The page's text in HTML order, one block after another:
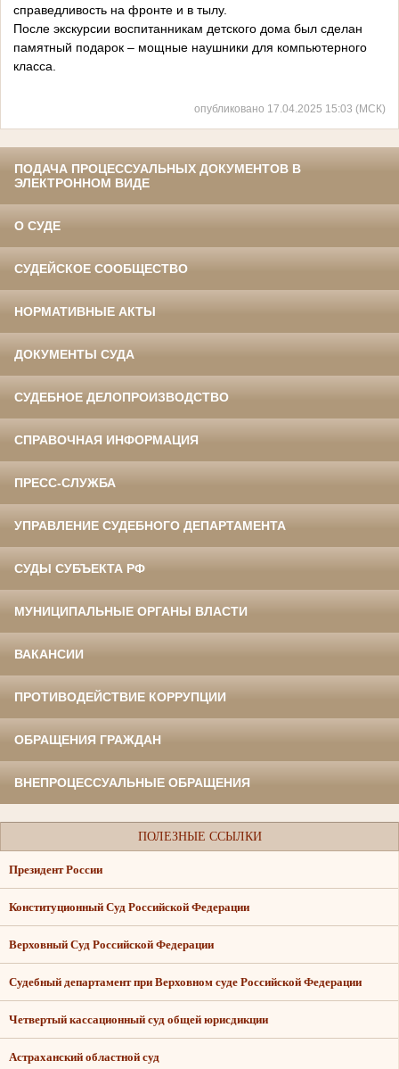
справедливость на фронте и в тылу.
После экскурсии воспитанникам детского дома был сделан
памятный подарок – мощные наушники для компьютерного
класса.
опубликовано 17.04.2025 15:03 (МСК)
ПОДАЧА ПРОЦЕССУАЛЬНЫХ ДОКУМЕНТОВ В
ЭЛЕКТРОННОМ ВИДЕ
О СУДЕ
СУДЕЙСКОЕ СООБЩЕСТВО
НОРМАТИВНЫЕ АКТЫ
ДОКУМЕНТЫ СУДА
СУДЕБНОЕ ДЕЛОПРОИЗВОДСТВО
СПРАВОЧНАЯ ИНФОРМАЦИЯ
ПРЕСС-СЛУЖБА
УПРАВЛЕНИЕ СУДЕБНОГО ДЕПАРТАМЕНТА
СУДЫ СУБЪЕКТА РФ
МУНИЦИПАЛЬНЫЕ ОРГАНЫ ВЛАСТИ
ВАКАНСИИ
ПРОТИВОДЕЙСТВИЕ КОРРУПЦИИ
ОБРАЩЕНИЯ ГРАЖДАН
ВНЕПРОЦЕССУАЛЬНЫЕ ОБРАЩЕНИЯ
ПОЛЕЗНЫЕ ССЫЛКИ
Президент России
Конституционный Суд Российской Федерации
Верховный Суд Российской Федерации
Судебный департамент при Верховном суде Российской Федерации
Четвертый кассационный суд общей юрисдикции
Астраханский областной суд